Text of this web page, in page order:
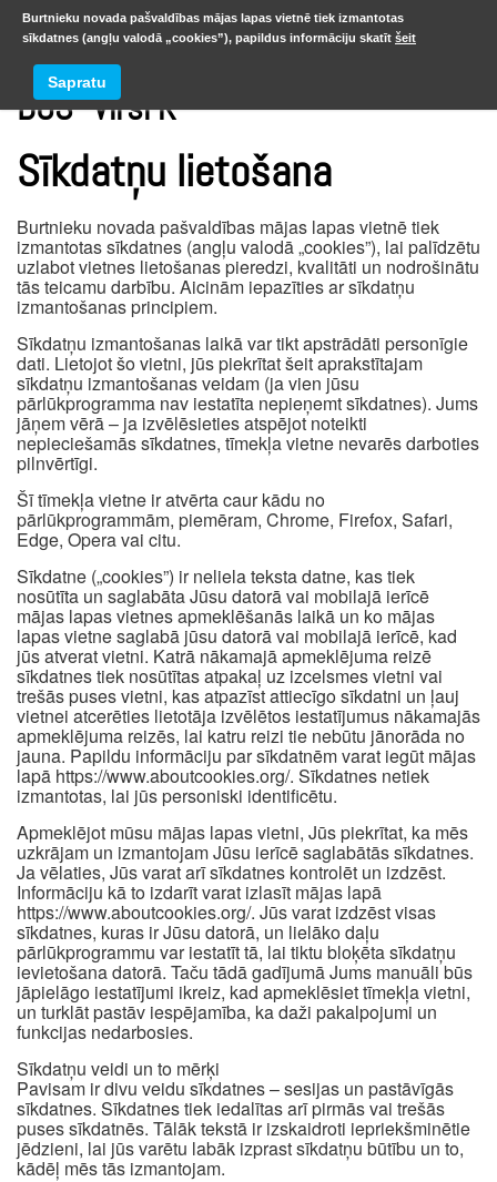
DUS “Virši R”
Sīkdatņu lietošana
Burtnieku novada pašvaldības mājas lapas vietnē tiek
izmantotas sīkdatnes (angļu valodā „cookies”), lai palīdzētu
uzlabot vietnes lietošanas pieredzi, kvalitāti un nodrošinātu
tās teicamu darbību. Aicinām iepazīties ar sīkdatņu
izmantošanas principiem.
Sīkdatņu izmantošanas laikā var tikt apstrādāti personīgie
dati. Lietojot šo vietni, jūs piekrītat šeit aprakstītajam
sīkdatņu izmantošanas veidam (ja vien jūsu
pārlūkprogramma nav iestatīta nepieņemt sīkdatnes). Jums
jāņem vērā – ja izvēlēsieties atspējot noteikti
nepieciešamās sīkdatnes, tīmekļa vietne nevarēs darboties
pilnvērtīgi.
Šī tīmekļa vietne ir atvērta caur kādu no
pārlūkprogrammām, piemēram, Chrome, Firefox, Safari,
Edge, Opera vai citu.
Sīkdatne („cookies”) ir neliela teksta datne, kas tiek
nosūtīta un saglabāta Jūsu datorā vai mobilajā ierīcē
mājas lapas vietnes apmeklēšanās laikā un ko mājas
lapas vietne saglabā jūsu datorā vai mobilajā ierīcē, kad
jūs atverat vietni. Katrā nākamajā apmeklējuma reizē
sīkdatnes tiek nosūtītas atpakaļ uz izcelsmes vietni vai
trešās puses vietni, kas atpazīst attiecīgo sīkdatni un ļauj
vietnei atcerēties lietotāja izvēlētos iestatījumus nākamajās
apmeklējuma reizēs, lai katru reizi tie nebūtu jānorāda no
jauna. Papildu informāciju par sīkdatnēm varat iegūt mājas
lapā https://www.aboutcookies.org/. Sīkdatnes netiek
izmantotas, lai jūs personiski identificētu.
Apmeklējot mūsu mājas lapas vietni, Jūs piekrītat, ka mēs
uzkrājam un izmantojam Jūsu ierīcē saglabātās sīkdatnes.
Ja vēlaties, Jūs varat arī sīkdatnes kontrolēt un izdzēst.
Informāciju kā to izdarīt varat izlasīt mājas lapā
https://www.aboutcookies.org/. Jūs varat izdzēst visas
sīkdatnes, kuras ir Jūsu datorā, un lielāko daļu
pārlūkprogrammu var iestatīt tā, lai tiktu bloķēta sīkdatņu
ievietošana datorā. Taču tādā gadījumā Jums manuāli būs
jāpielāgo iestatījumi ikreiz, kad apmeklēsiet tīmekļa vietni,
un turklāt pastāv iespējamība, ka daži pakalpojumi un
funkcijas nedarbosies.
Sīkdatņu veidi un to mērķi
Pavisam ir divu veidu sīkdatnes – sesijas un pastāvīgās
sīkdatnes. Sīkdatnes tiek iedalītas arī pirmās vai trešās
puses sīkdatnēs. Tālāk tekstā ir izskaidroti iepriekšminētie
jēdzieni, lai jūs varētu labāk izprast sīkdatņu būtību un to,
kādēļ mēs tās izmantojam.
Burtnieku novada pašvaldības mājas lapas vietnē tiek izmantotas
sīkdatnes (angļu valodā „cookies”), papildus informāciju skatīt šeit
Sapratu